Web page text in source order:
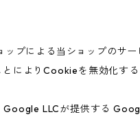
プによる当ショップのサ
によりCookieを無効化する
Google LLCが提供する